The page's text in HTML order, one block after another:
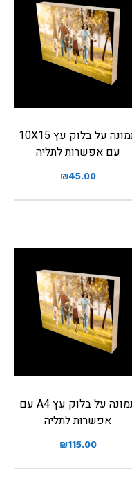
תמונה על בלוק עץ 10X15
עם אפשרות לתליה
₪45.00
תמונה על בלוק עץ A4 עם
אפשרות לתליה
₪115.00